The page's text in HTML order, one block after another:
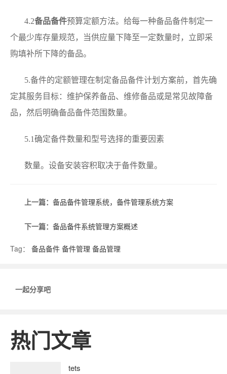
4.2备品备件预算定额方法。给每一种备品备件制定一
个最少库存量规范，当供应量下降至一定数量时，立即采
购填补所下降的备品。
5.备件的定额管理在制定备品备件计划方案前，首先确
定其服务目标：维护保养备品、维修备品或是常见故障备
品，然后明确备品备件范围数量。
5.1确定备件数量和型号选择的重要因素
数量。设备安装容积取决于备件数量。
上一篇： 备品备件管理系统，备件管理系统方案
下一篇： 备品备件系统管理方案概述
Tag： 备品备件 备件管理 备品管理
一起分享吧
热门文章
tets